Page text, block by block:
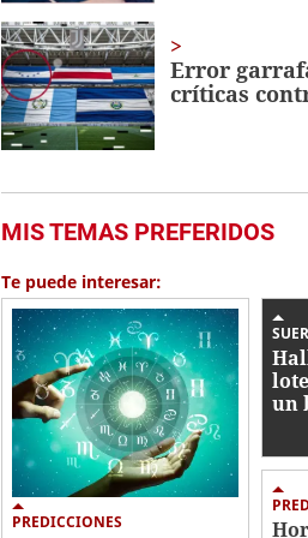
Error
críticas
MIS TEMAS PREFERIDOS
Te puede interesar:
PREDICCIONES
un